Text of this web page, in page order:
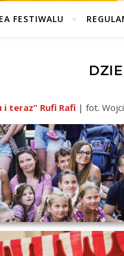
FESTIWALU
i teraz” Rufi Rafi | fot.